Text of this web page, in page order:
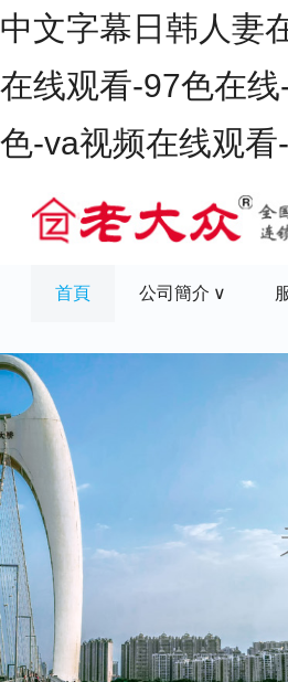
中文字幕日韩人妻
在线观看-97色在
色-va视频在线观
首頁 公司簡介